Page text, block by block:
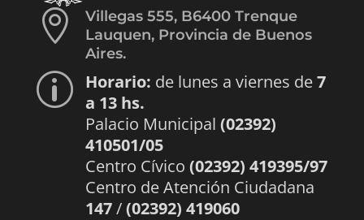

Villegas 555, B6400 Trenque
Lauquen, Provincia de Buenos
Aires.
p Horario: de lunes a viernes de7
a 13 hs.
Palacio Municipal (02392)
410501/05
Centro Cívico (02392) 419395/97
Centro de Atención Ciudadana
147/(02392) 419060